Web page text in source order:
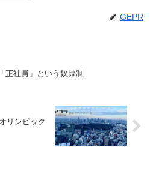
GEPR
「正社員」という奴隷制
リンピック